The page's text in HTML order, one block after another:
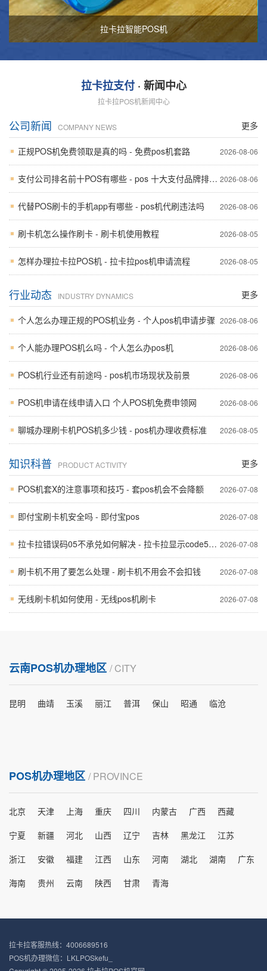
拉卡拉智能POS机
拉卡拉支付· 新闻中心
拉卡拉POS机新闻中心
更多
公司新闻 COMPANY NEWS
2026-08-06
正规POS机免费领取是真的吗 - 免费pos机套路
2026-08-06
支付公司排名前十POS有哪些 - pos 十大支付品牌排行榜
2026-08-06
代替POS刷卡的手机app有哪些 - pos机代刷违法吗
2026-08-05
刷卡机怎么操作刷卡 - 刷卡机使用教程
2026-08-05
怎样办理拉卡拉POS机 - 拉卡拉pos机申请流程
更多
行业动态 INDUSTRY DYNAMICS
2026-08-06
个人怎么办理正规的POS机业务 - 个人pos机申请步骤
2026-08-06
个人能办理POS机么吗 - 个人怎么办pos机
2026-08-06
POS机行业还有前途吗 - pos机市场现状及前景
2026-08-06
POS机申请在线申请入口 个人POS机免费申领网
2026-08-05
聊城办理刷卡机POS机多少钱 - pos机办理收费标准
更多
知识科普 PRODUCT ACTIVITY
2026-07-08
POS机套X的注意事项和技巧 - 套pos机会不会降额
2026-07-08
即付宝刷卡机安全吗 - 即付宝pos
2026-07-08
拉卡拉错误码05不承兑如何解决 - 拉卡拉显示code5606
2026-07-08
刷卡机不用了要怎么处理 - 刷卡机不用会不会扣钱
2026-07-08
无线刷卡机如何使用 - 无线pos机刷卡
云南POS机办理地区 / CITY
昆明 曲靖 玉溪 丽江 普洱 保山 昭通 临沧
POS机办理地区 / PROVINCE
北京 天津 上海 重庆 四川 内蒙古 广西
西藏
宁夏
新疆 河北 山西 辽宁 吉林 黑龙江
江苏
浙江
安徽 福建 江西 山东 河南 湖北 湖南
广东
海南
贵州 云南 陕西 甘肃 青海
拉卡拉客服热线：4006689516
POS机办理微信：LKLPOSkefu_